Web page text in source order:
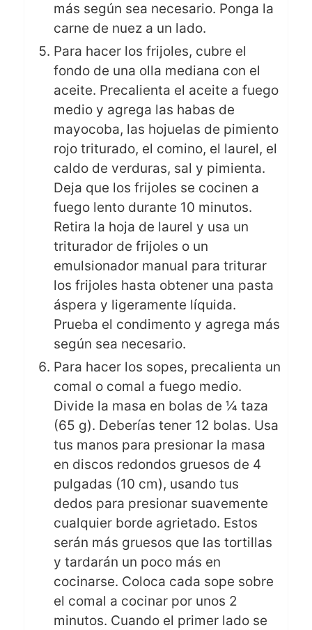
más según sea necesario. Ponga la
carne de nuez a un lado.
Para hacer los frijoles, cubre el
fondo de una olla mediana con el
aceite. Precalienta el aceite a fuego
medio y agrega las habas de
mayocoba, las hojuelas de pimiento
rojo triturado, el comino, el laurel, el
caldo de verduras, sal y pimienta.
Deja que los frijoles se cocinen a
fuego lento durante 10 minutos.
Retira la hoja de laurel y usa un
triturador de frijoles o un
emulsionador manual para triturar
los frijoles hasta obtener una pasta
áspera y ligeramente líquida.
Prueba el condimento y agrega más
según sea necesario.
Para hacer los sopes, precalienta un
comal o comal a fuego medio.
Divide la masa en bolas de 1⁄4 taza
(65 g). Deberías tener 12 bolas. Usa
tus manos para presionar la masa
en discos redondos gruesos de 4
pulgadas (10 cm), usando tus
dedos para presionar suavemente
cualquier borde agrietado. Estos
serán más gruesos que las tortillas
y tardarán un poco más en
cocinarse. Coloca cada sope sobre
el comal a cocinar por unos 2
minutos. Cuando el primer lado se